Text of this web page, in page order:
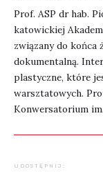
Prof. ASP dr hab.
katowickiej
związany do końca
dokumentalną.
plastyczne, które
warsztatowych.
Konwersatorium
UDOSTĘPNIJ: